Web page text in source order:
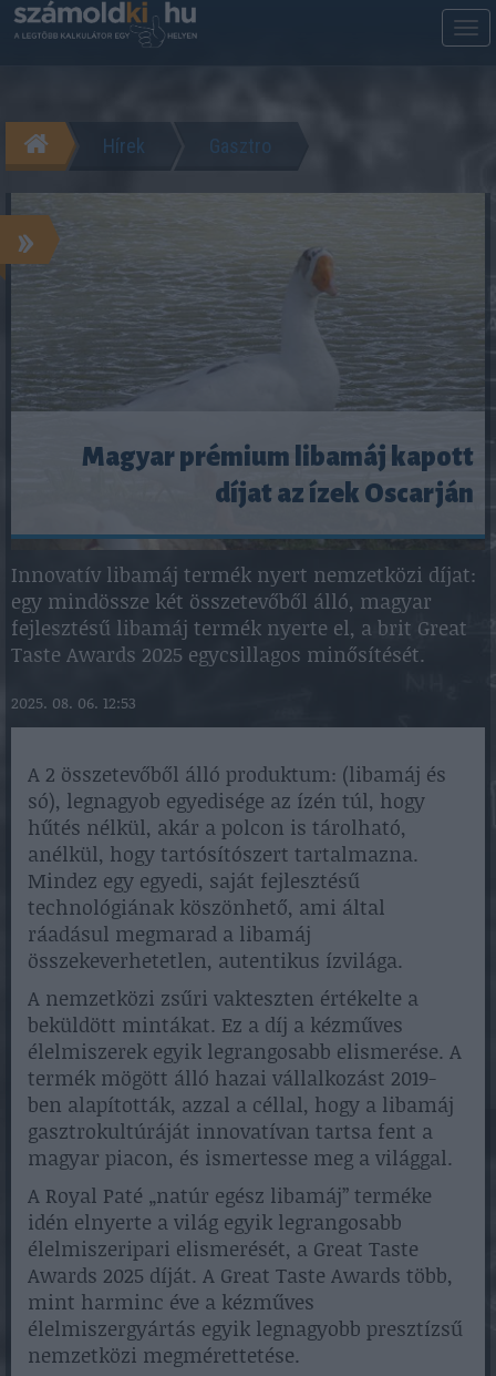
Hírek Gasztro
»
Magyar prémium libamáj kapott
díjat az ízek Oscarján
Innovatív libamáj termék nyert nemzetközi díjat:
egy mindössze két összetevőből álló, magyar
fejlesztésű libamáj termék nyerte el, a brit Great
Taste Awards 2025 egycsillagos minősítését.
2025. 08. 06. 12:53
A 2 összetevőből álló produktum: (libamáj és
só), legnagyob egyedisége az ízén túl, hogy
hűtés nélkül, akár a polcon is tárolható,
anélkül, hogy tartósítószert tartalmazna.
Mindez egy egyedi, saját fejlesztésű
technológiának köszönhető, ami által
ráadásul megmarad a libamáj
összekeverhetetlen, autentikus ízvilága.
A nemzetközi zsűri vakteszten értékelte a
beküldött mintákat. Ez a díj a kézműves
élelmiszerek egyik legrangosabb elismerése. A
termék mögött álló hazai vállalkozást 2019-
ben alapították, azzal a céllal, hogy a libamáj
gasztrokultúráját innovatívan tartsa fent a
magyar piacon, és ismertesse meg a világgal.
A Royal Paté „natúr egész libamáj” terméke
idén elnyerte a világ egyik legrangosabb
élelmiszeripari elismerését, a Great Taste
Awards 2025 díját. A Great Taste Awards több,
mint harminc éve a kézműves
élelmiszergyártás egyik legnagyobb presztízsű
nemzetközi megmérettetése.